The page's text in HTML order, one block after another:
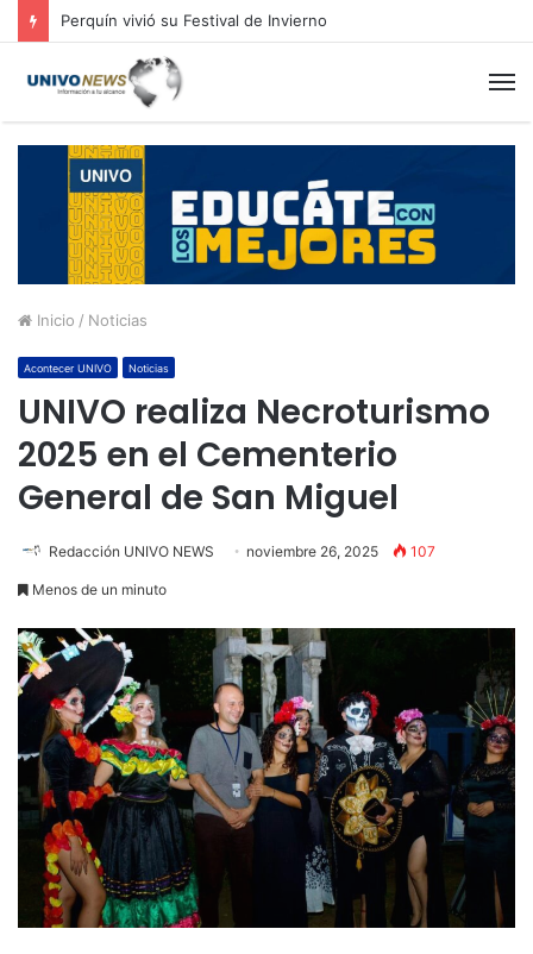
Perquín vivió su Festival de Invierno
Inicio / Noticias
Acontecer UNIVO Noticias
UNIVO realiza Necroturismo
2025 en el Cementerio
General de San Miguel
Redacción UNIVO NEWS noviembre 26, 2025 107
Menos de un minuto